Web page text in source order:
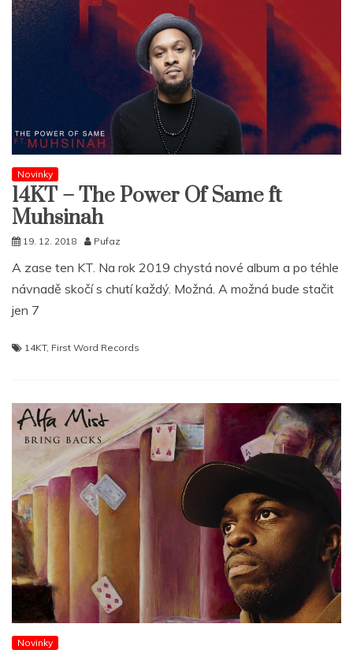
Novinky
14KT – The Power Of Same ft
Muhsinah
19. 12. 2018 Pufaz
A zase ten KT. Na rok 2019 chystá nové album a po téhle
návnadě skočí s chutí každý. Možná. A možná bude stačit
jen 7
14KT, First Word Records
Novinky